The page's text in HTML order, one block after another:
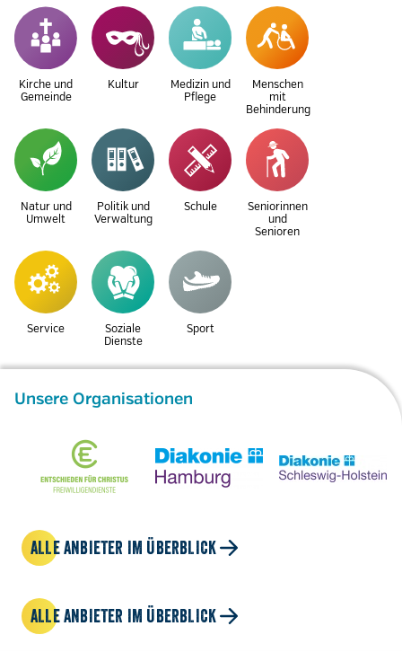
Kirche und
Gemeinde
Kultur
Medizin und
Pflege
Menschen
mit
Behinderung
Natur und
Umwelt
Politik und
Verwaltung
Schule
Seniorinnen
und
Senioren
Service
Soziale
Dienste
Sport
Unsere Organisationen
ALLE ANBIETER IM ÜBERBLICK
ALLE ANBIETER IM ÜBERBLICK